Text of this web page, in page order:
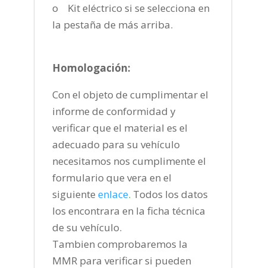
o Kit eléctrico si se selecciona en
la pestaña de más arriba.
Homologación:
Con el objeto de cumplimentar el
informe de conformidad y
verificar que el material es el
adecuado para su vehículo
necesitamos nos cumplimente el
formulario que vera en el
siguiente enlace. Todos los datos
los encontrara en la ficha técnica
de su vehículo.
Tambien comprobaremos la
MMR para verificar si pueden